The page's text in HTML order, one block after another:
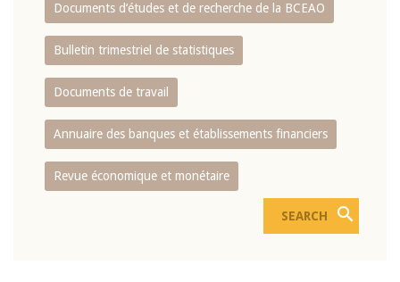
Documents d’études et de recherche de la BCEAO
Bulletin trimestriel de statistiques
Documents de travail
Annuaire des banques et établissements financiers
Revue économique et monétaire